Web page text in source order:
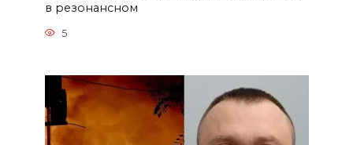
в резонансном
5